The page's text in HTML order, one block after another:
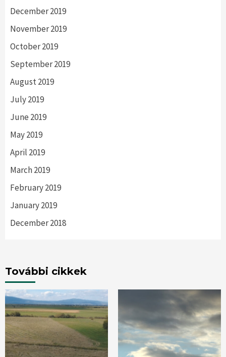
December 2019
November 2019
October 2019
September 2019
August 2019
July 2019
June 2019
May 2019
April 2019
March 2019
February 2019
January 2019
December 2018
További cikkek